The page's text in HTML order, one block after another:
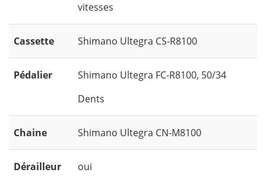
vitesses
Cassette Shimano Ultegra CS-R8100
Pédalier
Shimano Ultegra FC-R8100, 50/34
Dents
Chaine Shimano Ultegra CN-M8100
Dérailleur
oui